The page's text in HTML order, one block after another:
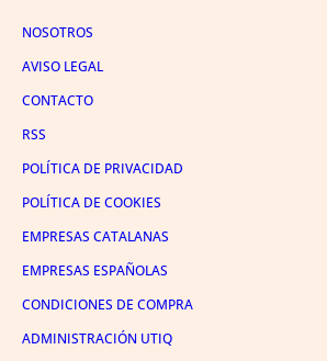
NOSOTROS
AVISO LEGAL
CONTACTO
RSS
POLÍTICA DE PRIVACIDAD
POLÍTICA DE COOKIES
EMPRESAS CATALANAS
EMPRESAS ESPAÑOLAS
CONDICIONES DE COMPRA
ADMINISTRACIÓN UTIQ